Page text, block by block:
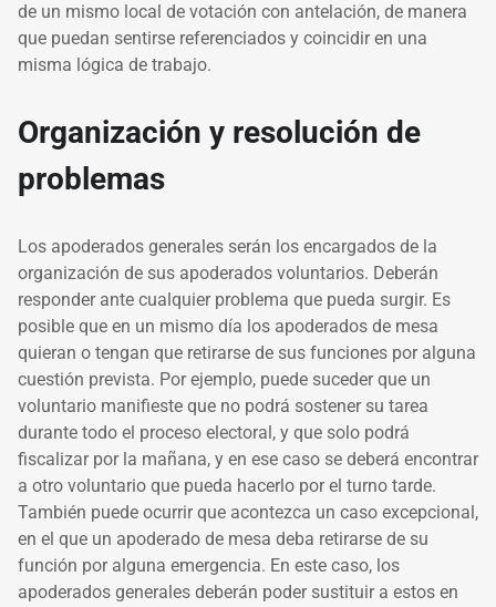
de un mismo local de votación con antelación, de manera
que puedan sentirse referenciados y coincidir en una
misma lógica de trabajo.
Organización y resolución de
problemas
Los apoderados generales serán los encargados de la
organización de sus apoderados voluntarios. Deberán
responder ante cualquier problema que pueda surgir. Es
posible que en un mismo día los apoderados de mesa
quieran o tengan que retirarse de sus funciones por alguna
cuestión prevista. Por ejemplo, puede suceder que un
voluntario manifieste que no podrá sostener su tarea
durante todo el proceso electoral, y que solo podrá
fiscalizar por la mañana, y en ese caso se deberá encontrar
a otro voluntario que pueda hacerlo por el turno tarde.
También puede ocurrir que acontezca un caso excepcional,
en el que un apoderado de mesa deba retirarse de su
función por alguna emergencia. En este caso, los
apoderados generales deberán poder sustituir a estos en